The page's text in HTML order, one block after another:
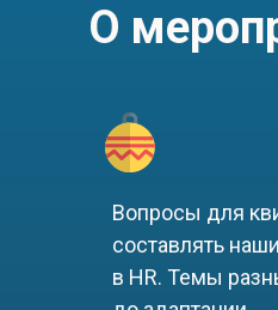
Вопросы для
составлять
в HR. Темы
О